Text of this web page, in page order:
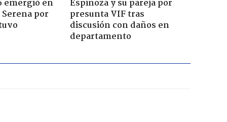
emergió en
por
Espinoza y su pareja por
presunta VIF tras
discusión con daños en
departamento